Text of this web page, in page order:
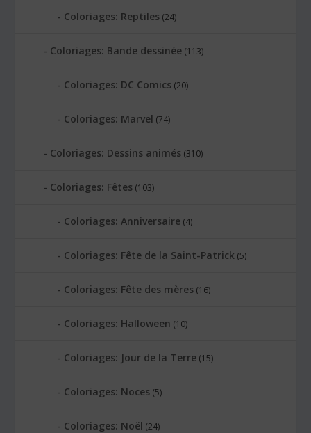
Coloriages: Reptiles (24)
Coloriages: Bande dessinée (113)
Coloriages: DC Comics (20)
Coloriages: Marvel (74)
Coloriages: Dessins animés (310)
Coloriages: Fêtes (103)
Coloriages: Anniversaire (4)
Coloriages: Fête de la Saint-Patrick (5)
Coloriages: Fête des mères (16)
Coloriages: Halloween (10)
Coloriages: Jour de la Terre (15)
Coloriages: Noces (5)
Coloriages: Noël (24)